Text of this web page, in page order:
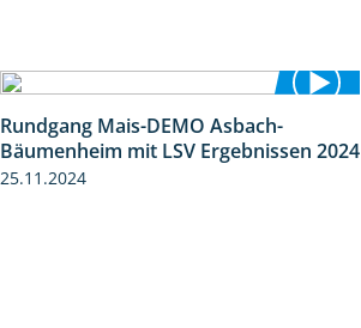
Rundgang Mais-DEMO Asbach-
Bäumenheim mit LSV Ergebnissen 2024
25.11.2024